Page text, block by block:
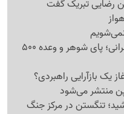
رضایی تبریک گفت
اعتراف عجیب در پرونده قتل زن تهرانی؛ پای شوهر و وعده 500
یک بازآرایی راهبردی؟
منتشر می‌شود
تنگستن در مرکز جنگ